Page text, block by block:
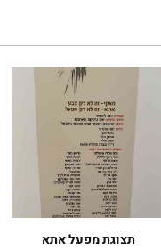
תצוגת מפעל אתא